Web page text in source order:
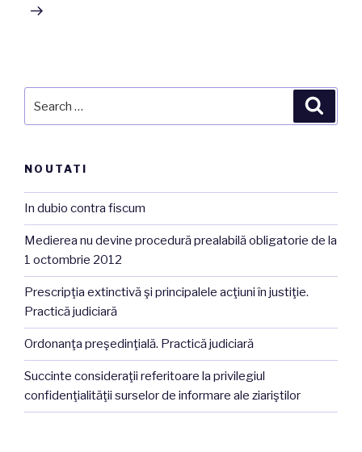
for:
NOUTATI
In dubio contra fiscum
Medierea nu devine procedură prealabilă obligatorie de la
1 octombrie 2012
Prescripţia extinctivă şi principalele acţiuni în justiţie.
Practică judiciară
Ordonanţa preşedinţială. Practică judiciară
Succinte consideraţii referitoare la privilegiul
confidenţialităţii surselor de informare ale ziariştilor